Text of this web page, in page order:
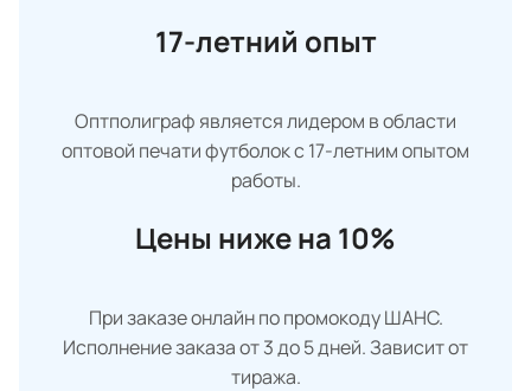
17-летний опыт
Оптполиграф является лидером в области
оптовой печати футболок с 17-летним опытом
работы.
Цены ниже на 10%
При заказе онлайн по промокоду ШАНС.
Исполнение заказа от 3 до 5 дней. Зависит от
тиража.